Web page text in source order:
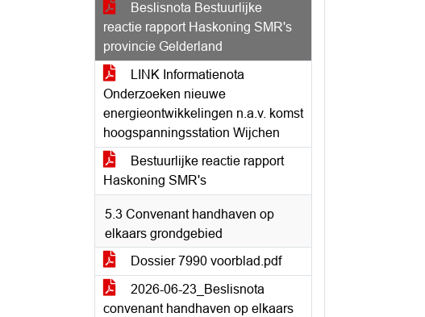
Beslisnota Bestuurlijke
reactie rapport Haskoning SMR's
provincie Gelderland
LINK Informatienota
Onderzoeken nieuwe
energieontwikkelingen n.a.v. komst
hoogspanningsstation Wijchen
Bestuurlijke reactie rapport
Haskoning SMR's
5.3 Convenant handhaven op
elkaars grondgebied
Dossier 7990 voorblad.pdf
2026-06-23_Beslisnota
convenant handhaven op elkaars